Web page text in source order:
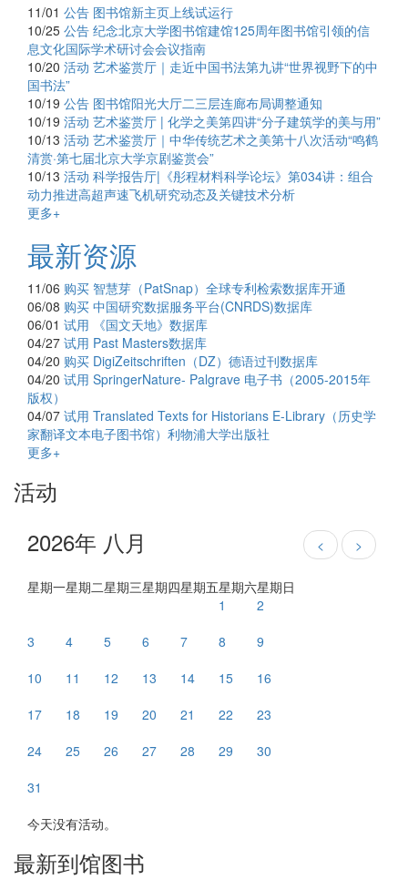
11/01 公告 图书馆新主页上线试运行
10/25 公告 纪念北京大学图书馆建馆125周年图书馆引领的信
息文化国际学术研讨会会议指南
10/20 活动 艺术鉴赏厅｜走近中国书法第九讲“世界视野下的中
国书法”
10/19 公告 图书馆阳光大厅二三层连廊布局调整通知
10/19 活动 艺术鉴赏厅 | 化学之美第四讲“分子建筑学的美与用”
10/13 活动 艺术鉴赏厅｜中华传统艺术之美第十八次活动“鸣鹤
清赏·第七届北京大学京剧鉴赏会”
10/13 活动 科学报告厅|《彤程材料科学论坛》第034讲：组合
动力推进高超声速飞机研究动态及关键技术分析
更多+
最新资源
11/06 购买 智慧芽（PatSnap）全球专利检索数据库开通
06/08 购买 中国研究数据服务平台(CNRDS)数据库
06/01 试用
《国文天地》数据库
04/27 试用 Past Masters数据库
04/20 购买 DigiZeitschriften（DZ）德语过刊数据库
04/20 试用 SpringerNature- Palgrave 电子书（2005-2015年
版权）
04/07 试用 Translated Texts for Historians E-Library（历史学
家翻译文本电子图书馆）利物浦大学出版社
更多+
活动
2026年 八月
< >
星期一星期二星期三星期四星期五星期六星期日
1
2
3
4 5 6 7 8
9
10
11 12 13 14 15
16
17
18 19 20 21 22
23
24
25 26 27 28 29
30
31
今天没有活动。
最新到馆图书